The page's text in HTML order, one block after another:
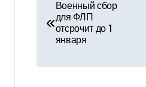
Военный сбор
для ФЛП
отсрочит до 1
января